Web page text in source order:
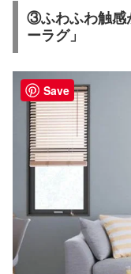
③ふわふわ触感
ーラグ」
Save